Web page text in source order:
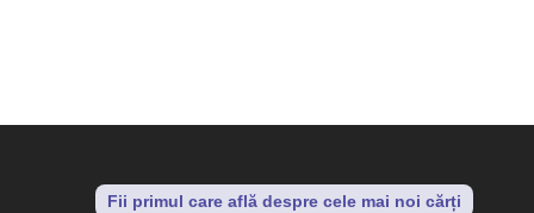
Fii primul care află despre cele mai noi cărți